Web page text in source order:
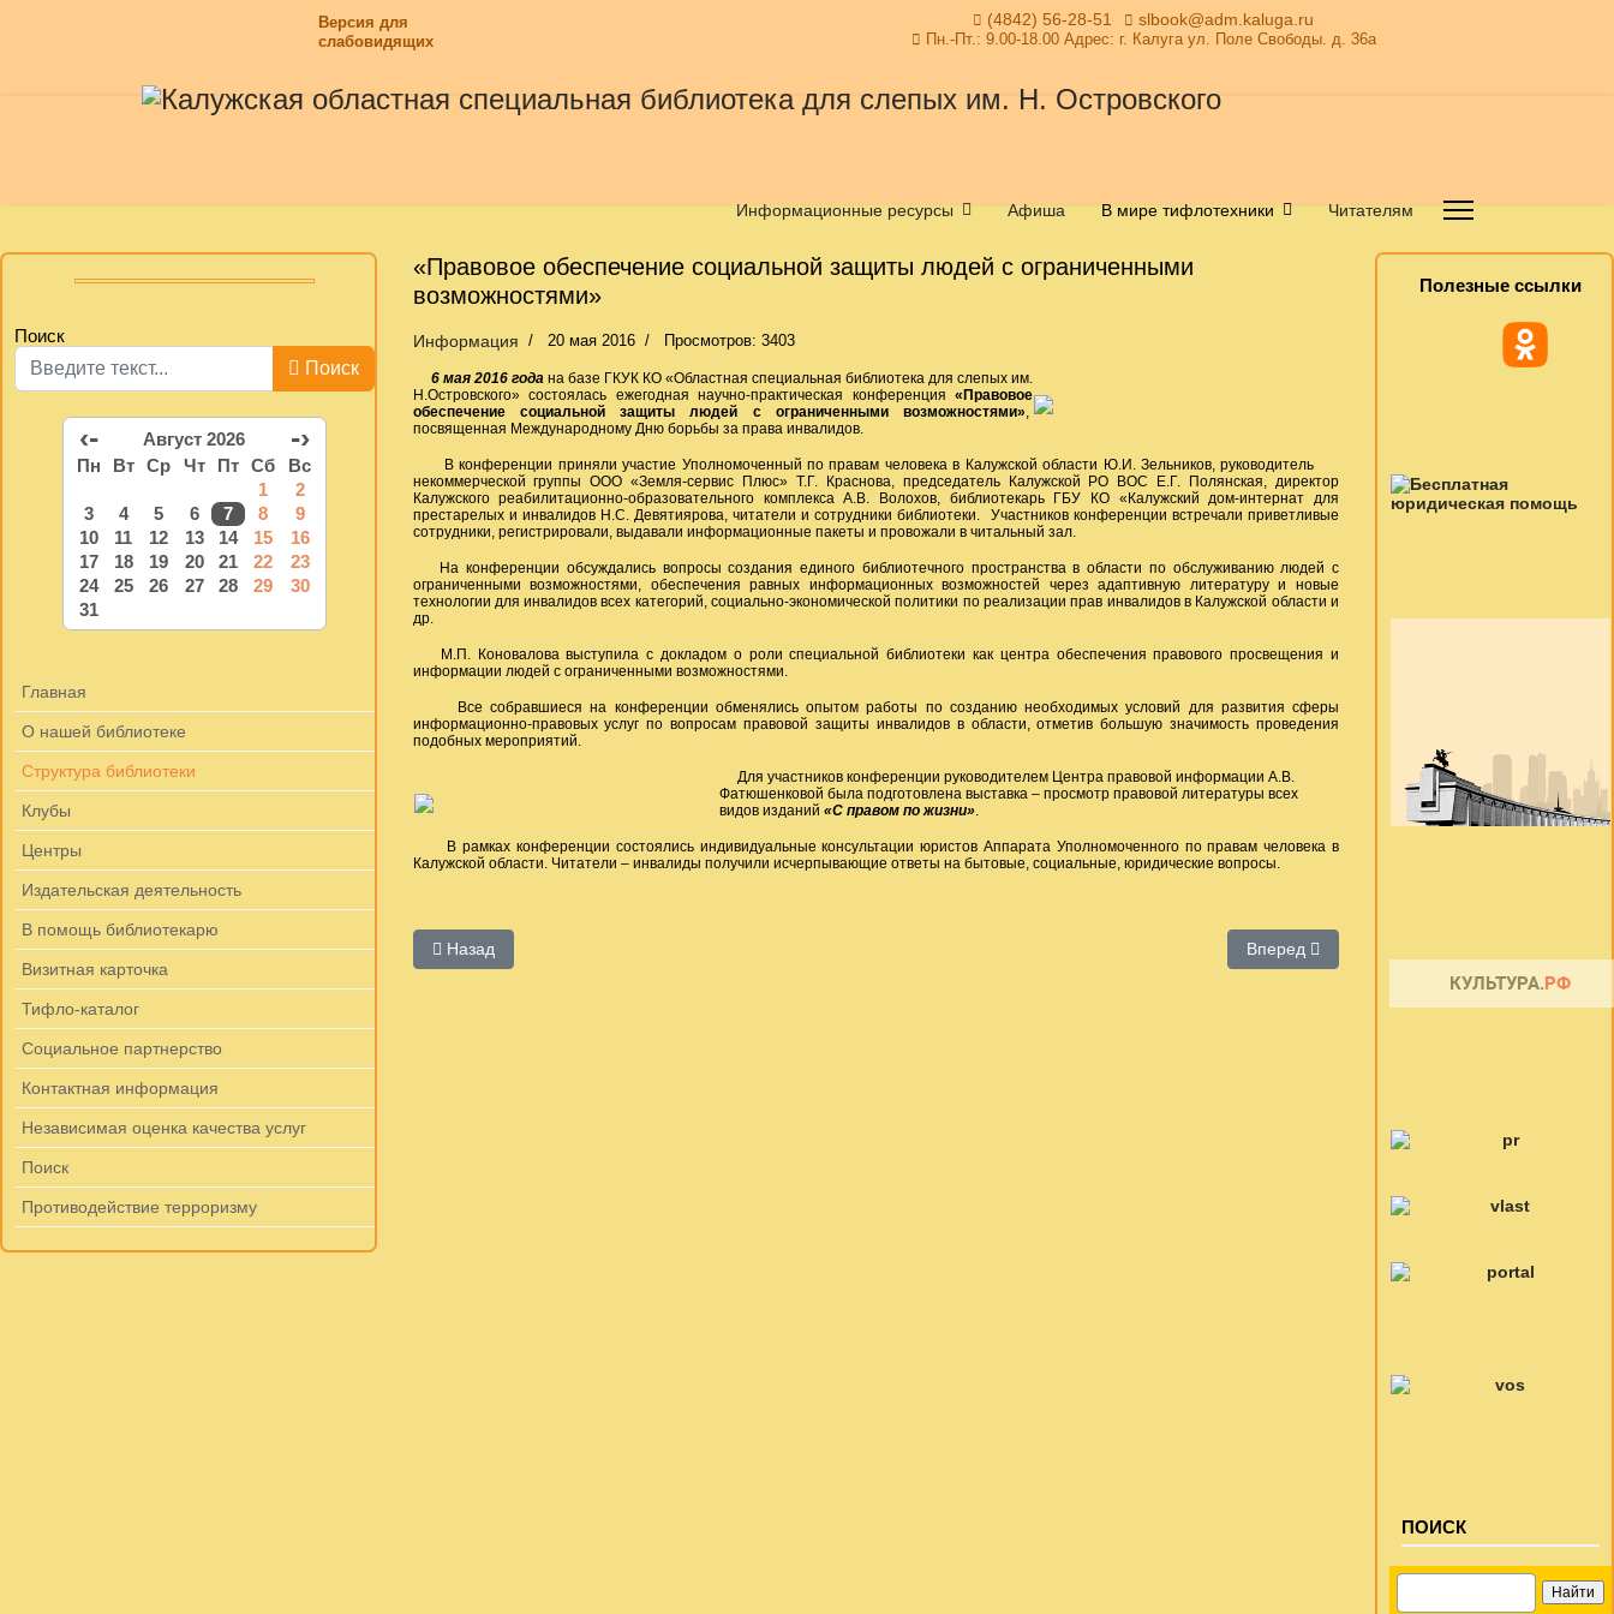
Версия для
слабовидящих
(4842) 56-28-51 slbook@adm.kaluga.ru
Пн.-Пт.: 9.00-18.00 Адрес: г. Калуга ул. Поле Свободы. д. 36а
Информационные ресурсы Афиша В мире тифлотехники Читателям
Поиск
Поиск
‹- Август 2026 -›
Пн Вт Ср Чт Пт Сб
Вс
1
2
3
4 5 6 7 8
9
10
11 12 13 14 15
16
17
18 19 20 21 22
23
24
25 26 27 28 29
30
31
Главная
О нашей библиотеке
Структура библиотеки
Клубы
Центры
Издательская деятельность
В помощь библиотекарю
Визитная карточка
Тифло-каталог
Социальное партнерство
Контактная информация
Независимая оценка качества услуг
Поиск
Противодействие терроризму
«Правовое обеспечение социальной защиты людей с ограниченными
возможностями»
Информация 20 мая 2016 Просмотров: 3403
6 мая 2016 годана базе ГКУК КО «Областная специальная библиотека для слепых им.
Н.Островского» состоялась ежегодная научно-практическая конференция «Правовое
обеспечение социальной защиты людей с ограниченными возможностями»,
посвященная Международному Дню борьбы за права инвалидов.
В конференции приняли участие Уполномоченный по правам человека в Калужской области Ю.И. Зельников, руководитель
некоммерческой группы ООО «Земля-сервис Плюс» Т.Г. Краснова, председатель Калужской РО ВОС Е.Г. Полянская, директор
Калужского реабилитационно-образовательного комплекса А.В. Волохов, библиотекарь ГБУ КО «Калужский дом-интернат для
престарелых и инвалидов Н.С. Девятиярова, читатели и сотрудники библиотеки. Участников конференции встречали приветливые
сотрудники, регистрировали, выдавали информационные пакеты и провожали в читальный зал.
На конференции обсуждались вопросы создания единого библиотечного пространства в области по обслуживанию людей с
ограниченными возможностями, обеспечения равных информационных возможностей через адаптивную литературу и новые
технологии для инвалидов всех категорий, социально-экономической политики по реализации прав инвалидов в Калужской области и
др.
М.П. Коновалова выступила с докладом о роли специальной библиотеки как центра обеспечения правового просвещения и
информации людей с ограниченными возможностями.
Все собравшиеся на конференции обменялись опытом работы по созданию необходимых условий для развития сферы
информационно-правовых услуг по вопросам правовой защиты инвалидов в области, отметив большую значимость проведения
подобных мероприятий.
Для участников конференции руководителем Центра правовой информации А.В.
Фатюшенковой была подготовлена выставка – просмотр правовой литературы всех
видов изданий «С правом по жизни».
В рамках конференции состоялись индивидуальные консультации юристов Аппарата Уполномоченного по правам человека в
Калужской области. Читатели – инвалиды получили исчерпывающие ответы на бытовые, социальные, юридические вопросы.
Предыдущий: 2016 г.
Назад Следующий: «Евангелие – Книга Жизни.
Вперед
Полезные ссылки
ПОИСК